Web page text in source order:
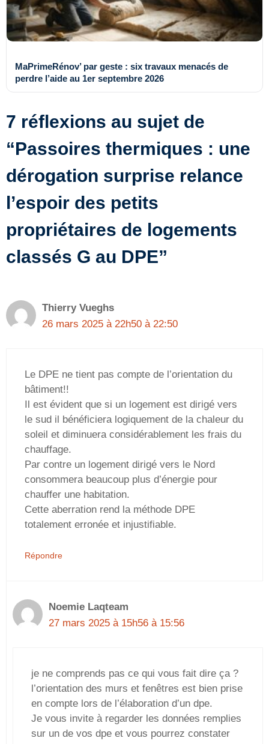
MaPrimeRénov’ par geste : six travaux menacés de
perdre l’aide au 1er septembre 2026
7 réflexions au sujet de
“Passoires thermiques : une
dérogation surprise relance
l’espoir des petits
propriétaires de logements
classés G au DPE”
Thierry Vueghs
26 mars 2025 à 22h50 à 22:50
Le DPE ne tient pas compte de l’orientation du
bâtiment!!
Il est évident que si un logement est dirigé vers
le sud il bénéficiera logiquement de la chaleur du
soleil et diminuera considérablement les frais du
chauffage.
Par contre un logement dirigé vers le Nord
consommera beaucoup plus d’énergie pour
chauffer une habitation.
Cette aberration rend la méthode DPE
totalement erronée et injustifiable.
Répondre
Noemie Laqteam
27 mars 2025 à 15h56 à 15:56
je ne comprends pas ce qui vous fait dire ça ?
l’orientation des murs et fenêtres est bien prise
en compte lors de l’élaboration d’un dpe.
Je vous invite à regarder les données remplies
sur un de vos dpe et vous pourrez constater